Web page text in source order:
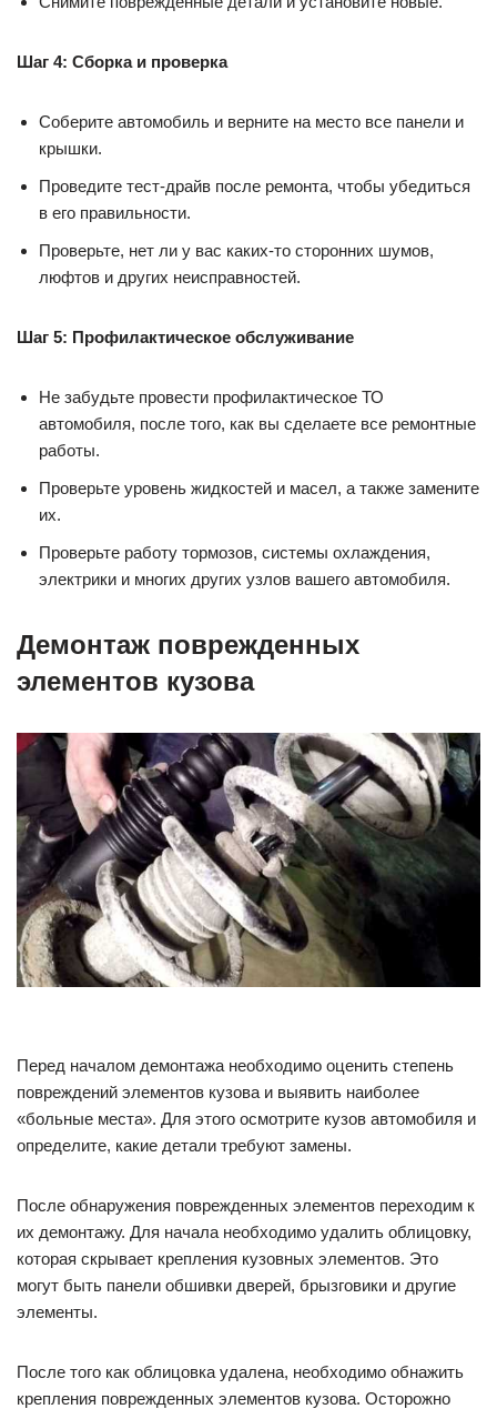
Шаг 4: Сборка и проверка
Соберите автомобиль и верните на место все панели и
крышки.
Проведите тест-драйв после ремонта, чтобы убедиться
в его правильности.
Проверьте, нет ли у вас каких-то сторонних шумов,
люфтов и других неисправностей.
Шаг 5: Профилактическое обслуживание
Не забудьте провести профилактическое ТО
автомобиля, после того, как вы сделаете все ремонтные
работы.
Проверьте уровень жидкостей и масел, а также замените
их.
Проверьте работу тормозов, системы охлаждения,
электрики и многих других узлов вашего автомобиля.
Демонтаж поврежденных
элементов кузова
Перед началом демонтажа необходимо оценить степень
повреждений элементов кузова и выявить наиболее
«больные места». Для этого осмотрите кузов автомобиля и
определите, какие детали требуют замены.
После обнаружения поврежденных элементов переходим к
их демонтажу. Для начала необходимо удалить облицовку,
которая скрывает крепления кузовных элементов. Это
могут быть панели обшивки дверей, брызговики и другие
элементы.
После того как облицовка удалена, необходимо обнажить
крепления поврежденных элементов кузова. Осторожно